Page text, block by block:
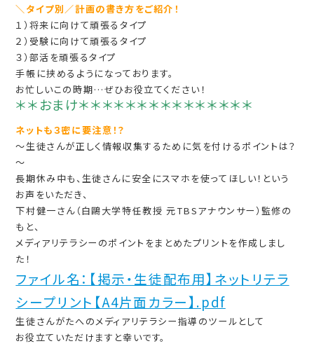
＼タイプ別／計画の書き方をご紹介！
１）将来に向けて頑張るタイプ
２）受験に向けて頑張るタイプ
３）部活を頑張るタイプ
手帳に挟めるようになっております。
お忙しいこの時期…ぜひお役立てください！
＊＊おまけ＊＊＊＊＊＊＊＊＊＊＊＊＊＊＊
ネットも３密に要注意！？
～生徒さんが正しく情報収集するために気を付けるポイントは？
～
長期休み中も、生徒さんに安全にスマホを使ってほしい！という
お声をいただき、
下村健一さん（白鷗大学特任教授 元TBSアナウンサー）監修の
もと、
メディアリテラシーのポイントをまとめたプリントを作成しまし
た！
ファイル名：【掲示・生徒配布用】ネットリテラ
シープリント【A4片面カラー】.pdf
生徒さんがたへのメディアリテラシー指導のツールとして
お役立ていただけますと幸いです。